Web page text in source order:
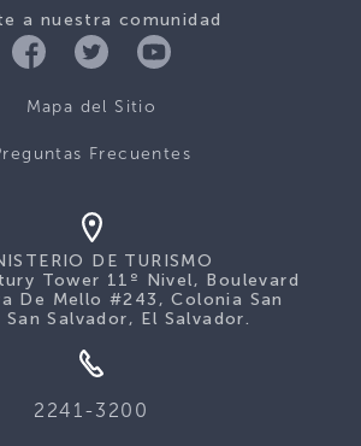
a nuestra comunidad
Mapa del Sitio
Frecuentes
DE TURISMO
Tower 11º Nivel, Boulevard
De Mello #243, Colonia San
Salvador, El Salvador.
2241-3200